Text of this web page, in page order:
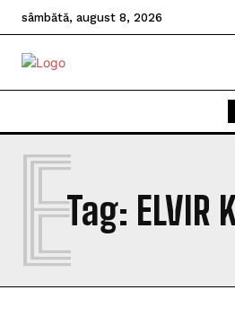
sâmbătă, august 8, 2026
Tag: ELVIR
E